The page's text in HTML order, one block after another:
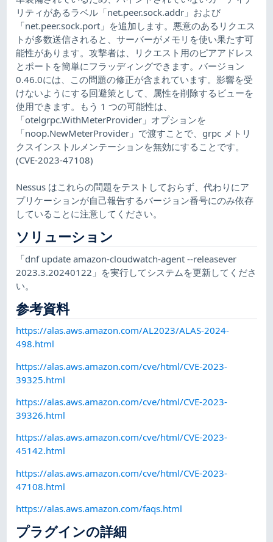
リティがあるラベル「net.peer.sock.addr」および
「net.peer.sock.port」を追加します。悪意のあるリクエス
トが多数送信されると、サーバーがメモリを使い果たす可
能性があります。攻撃者は、リクエスト用のピアアドレス
とポートを簡単にフラッディングできます。バージョン
0.46.0には、この問題の修正が含まれています。影響を受
けないようにする回避策として、属性を削除するビューを
使用できます。もう 1 つの可能性は、
「otelgrpc.WithMeterProvider」オプションを
「noop.NewMeterProvider」で渡すことで、grpc メトリ
クスインストルメンテーションを無効にすることです。
(CVE-2023-47108)
Nessus はこれらの問題をテストしておらず、代わりにア
プリケーションが自己報告するバージョン番号にのみ依存
していることに注意してください。
ソリューション
「dnf update amazon-cloudwatch-agent --releasever
2023.3.20240122」を実行してシステムを更新してくださ
い。
参考資料
https://alas.aws.amazon.com/AL2023/ALAS-2024-
498.html
https://alas.aws.amazon.com/cve/html/CVE-2023-
39325.html
https://alas.aws.amazon.com/cve/html/CVE-2023-
39326.html
https://alas.aws.amazon.com/cve/html/CVE-2023-
45142.html
https://alas.aws.amazon.com/cve/html/CVE-2023-
47108.html
https://alas.aws.amazon.com/faqs.html
プラグインの詳細